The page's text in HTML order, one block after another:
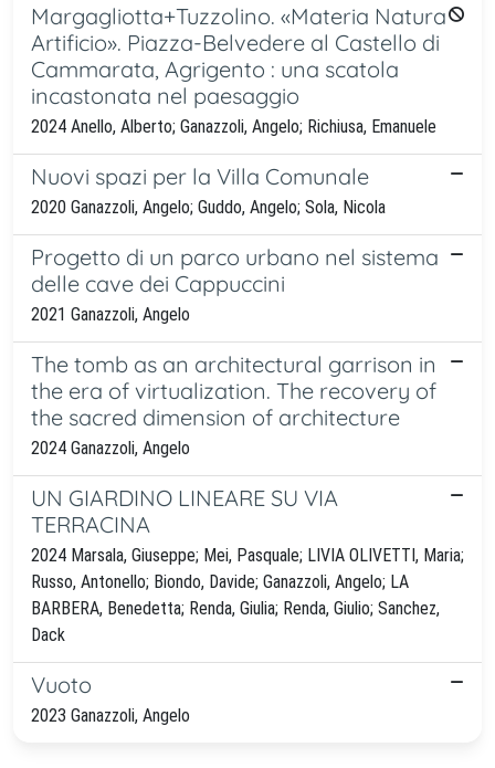
Margagliotta+Tuzzolino. «Materia Natura
Artificio». Piazza-Belvedere al Castello di
Cammarata, Agrigento : una scatola
incastonata nel paesaggio
2024 Anello, Alberto; Ganazzoli, Angelo; Richiusa, Emanuele
Nuovi spazi per la Villa Comunale
2020 Ganazzoli, Angelo; Guddo, Angelo; Sola, Nicola
Progetto di un parco urbano nel sistema
delle cave dei Cappuccini
2021 Ganazzoli, Angelo
The tomb as an architectural garrison in
the era of virtualization. The recovery of
the sacred dimension of architecture
2024 Ganazzoli, Angelo
UN GIARDINO LINEARE SU VIA
TERRACINA
2024 Marsala, Giuseppe; Mei, Pasquale; LIVIA OLIVETTI, Maria;
Russo, Antonello; Biondo, Davide; Ganazzoli, Angelo; LA
BARBERA, Benedetta; Renda, Giulia; Renda, Giulio; Sanchez,
Dack
Vuoto
2023 Ganazzoli, Angelo